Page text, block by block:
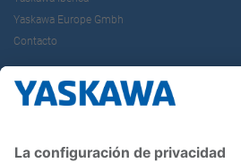
Yaskawa Europe Gmbh
Contacto
¡Síguenos!